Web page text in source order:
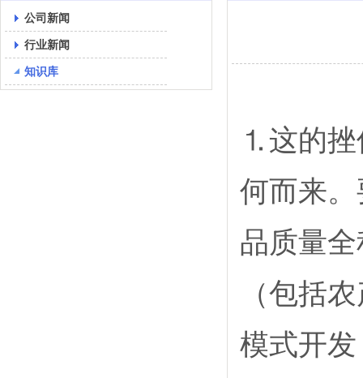
公司新闻
行业新闻
知识库
⒈这的挫
何而来
品质量
（包括
模式开